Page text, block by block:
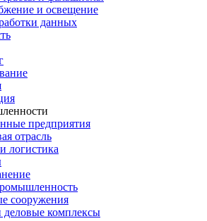
и освещение
данных
предприятия
отрасль
логистика
сооружения
комплексы